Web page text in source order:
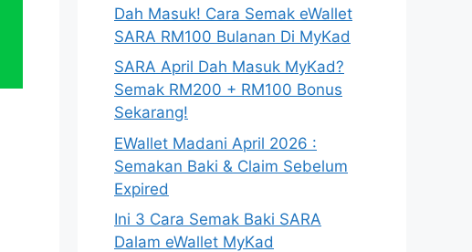
Dah Masuk! Cara Semak eWallet
SARA RM100 Bulanan Di MyKad
SARA April Dah Masuk MyKad?
Semak RM200 + RM100 Bonus
Sekarang!
EWallet Madani April 2026 :
Semakan Baki & Claim Sebelum
Expired
Ini 3 Cara Semak Baki SARA
Dalam eWallet MyKad